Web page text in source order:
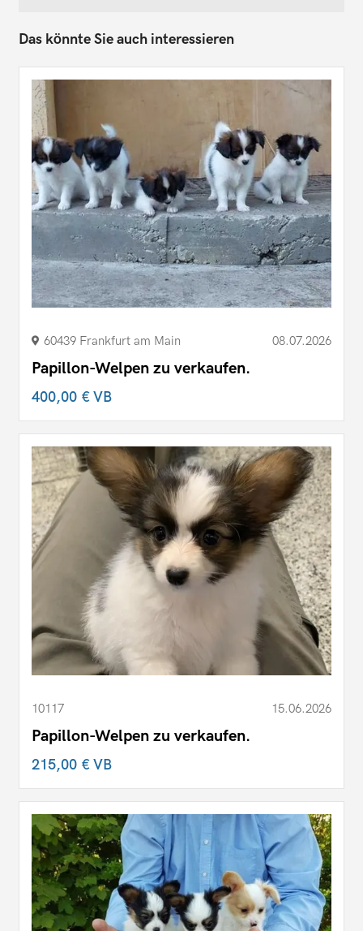
Das könnte Sie auch interessieren
60439 Frankfurt am Main 08.07.2026
Papillon-Welpen zu verkaufen.
400,00 €VB
10117 15.06.2026
Papillon-Welpen zu verkaufen.
215,00 €VB